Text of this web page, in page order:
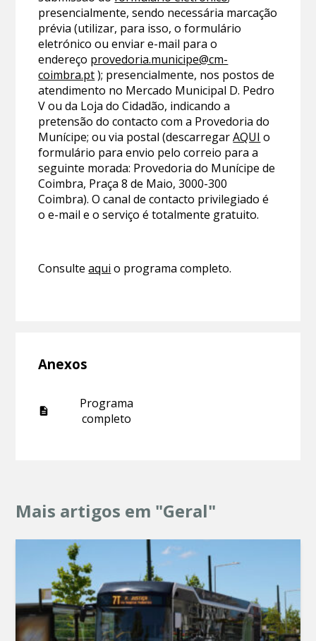
presencialmente, sendo necessária marcação
prévia (utilizar, para isso, o formulário
eletrónico ou enviar e-mail para o
endereço provedoria.municipe@cm-
coimbra.pt); presencialmente, nos postos de
atendimento no Mercado Municipal D. Pedro
V ou da Loja do Cidadão, indicando a
pretensão do contacto com a Provedoria do
Munícipe; ou via postal (descarregarAQUI o
formulário para envio pelo correio para a
seguinte morada: Provedoria do Munícipe de
Coimbra, Praça 8 de Maio, 3000-300
Coimbra). O canal de contacto privilegiado é
o e-mail e o serviço é totalmente gratuito.
Consulteaqui o programa completo.
Anexos
Programa
completo
Mais artigos em "Geral"